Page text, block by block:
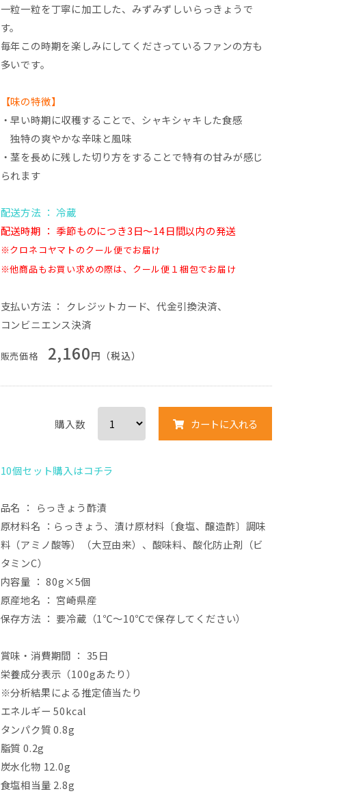
一粒一粒を丁寧に加工した、みずみずしいらっきょうで
す。
毎年この時期を楽しみにしてくださっているファンの方も
多いです。
【味の特徴】
・早い時期に収穫することで、シャキシャキした食感
独特の爽やかな辛味と風味
・茎を長めに残した切り方をすることで特有の甘みが感じ
られます
配送方法 ： 冷蔵
配送時期 ： 季節ものにつき3日〜14日間以内の発送
※クロネコヤマトのクール便でお届け
※他商品もお買い求めの際は、クール便１梱包でお届け
支払い方法 ： クレジットカード、代金引換決済、
コンビニエンス決済
販売価格 2,160円（税込）
購入数 カートに入れる
10個セット購入はコチラ
品名 ：
らっきょう酢漬
原材料名 ：らっきょう、漬け原材料〔食塩、醸造酢〕調味
料（アミノ酸等）（大豆由来）、酸味料、酸化防止剤（ビ
タミンC）
内容量 ： 80g×5個
原産地名 ： 宮崎県産
保存方法 ： 要冷蔵（1℃～10℃で保存してください）
賞味・消費期間 ： 35日
栄養成分表示（100gあたり）
※分析結果による推定値当たり
エネルギー 50kcal
タンパク質 0.8g
脂質 0.2g
炭水化物 12.0g
食塩相当量 2.8g